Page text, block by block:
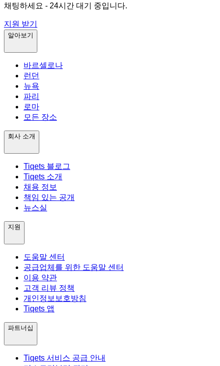
채팅하세요 - 24시간 대기 중입니다.
지원 받기
알아보기
바르셀로나
런던
뉴욕
파리
로마
모든 장소
회사 소개
Tiqets 블로그
Tiqets 소개
채용 정보
책임 있는 공개
뉴스실
지원
도움말 센터
공급업체를 위한 도움말 센터
이용 약관
고객 리뷰 정책
개인정보보호방침
Tiqets 앱
파트너십
Tiqets 서비스 공급 안내